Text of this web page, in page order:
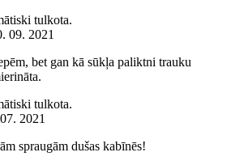
tulkota.
09. 2021
bet gan kā sūkļa paliktni trauku
tulkota.
2021
spraugām dušas kabīnēs!